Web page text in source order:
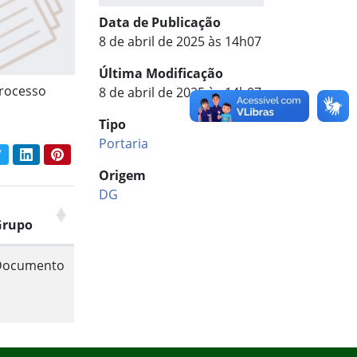
conteúdo:
TwitterLinkedInPinterest
Data de Publicação
8 de abril de 2025 às 14h07
Última Modificação
8 de abril de 2025 às 14h07
Tipo
Portaria
Origem
DG